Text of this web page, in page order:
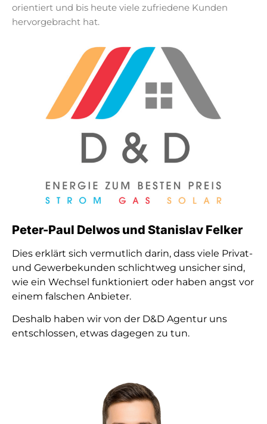
orientiert und bis heute viele zufriedene Kunden
hervorgebracht hat.
Peter-Paul Delwos und Stanislav Felker
Dies erklärt sich vermutlich darin, dass viele Privat-
und Gewerbekunden schlichtweg unsicher sind,
wie ein Wechsel funktioniert oder haben angst vor
einem falschen Anbieter.
Deshalb haben wir von der D&D Agentur uns
entschlossen, etwas dagegen zu tun.